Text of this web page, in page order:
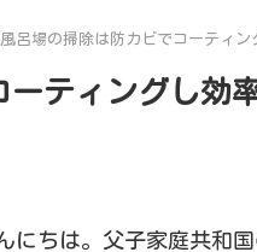
風呂場の掃除は防カビでコーティン
ティングし効率
ちは。父子家庭共和国